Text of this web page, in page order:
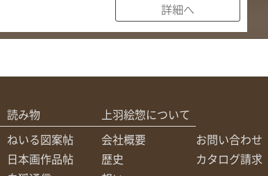
詳細へ
読み物
ねいる図案帖
日本画作品帖
上羽絵惣について
会社概要
歴史
お問い合わせ
カタログ請求